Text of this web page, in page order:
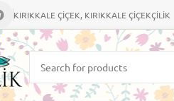
KIRIKKALE ÇİÇEK, KIRIKKALE ÇİÇEKÇİLİK